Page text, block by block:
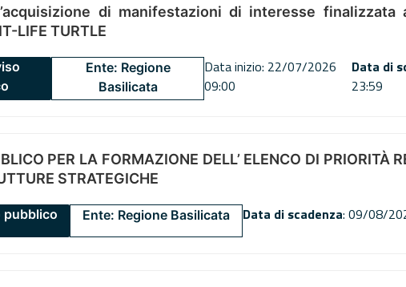
di manifestazioni di interesse
LIFE TURTLE
Ente: Regione
Basilicata
Data inizio: 22/07/2026
09:00
Data di
23:59
PER LA FORMAZIONE DELL’ ELENCO DI
STRATEGICHE
pubblico Ente: Regione Basilicata Data di scadenza: 09/08/